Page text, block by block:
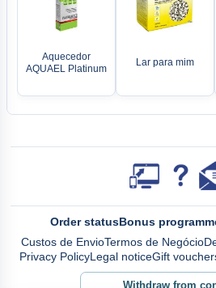
Aquecedor
AQUAEL Platinum
Lar para mim
Order statusBonus
Custos de EnvioTermos de Negócio
Privacy PolicyLegal noticeGift
Withdraw from